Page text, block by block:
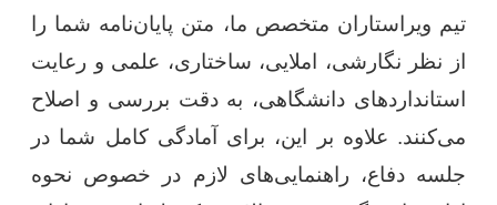
تیم ویراستاران متخصص ما، متن پایان‌نامه شما را
از نظر نگارشی، املایی، ساختاری، علمی و رعایت
استانداردهای دانشگاهی، به دقت بررسی و اصلاح
می‌کنند. علاوه بر این، برای آمادگی کامل شما در
جلسه دفاع، راهنمایی‌های لازم در خصوص نحوه